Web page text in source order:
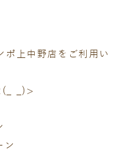
上中野店をご利用い
_)>
ン